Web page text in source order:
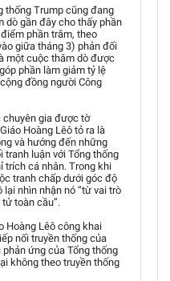
thống Trump cũng đang
dò gần đây cho thấy phần
phần trăm, theo
giữa tháng 3) phản đối
một cuộc thăm dò được
phần làm giảm tỷ lệ
đồng người Công
chuyên gia được tờ
Hoàng Lêô tỏ ra là
và hướng đến những
luận với Tổng thống
trích cá nhân. Trong khi
tranh chấp dưới góc độ
nhìn nhận nó “từ vai trò
toàn cầu”.
Hoàng Lêô công khai
nối truyền thống của
ứng của Tổng thống
không theo truyền thống